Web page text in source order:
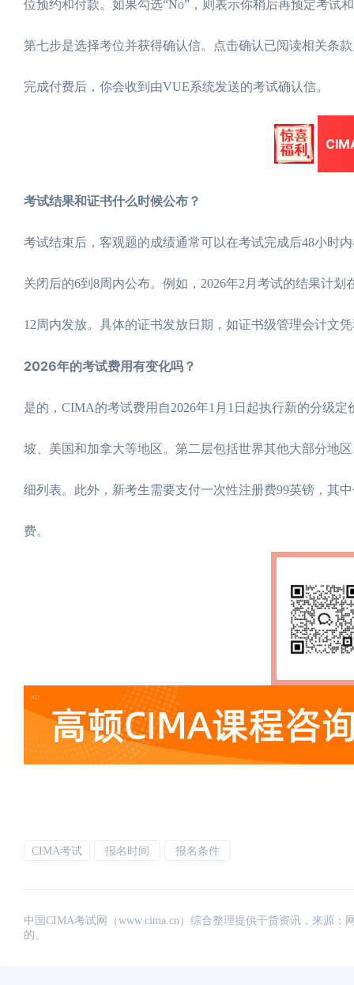
位预约和付款。如果勾选“No”，则表示你稍后再预定考试
第七步是选择考位并获得确认信。点击确认已阅读相关条
完成付费后，你会收到由VUE系统发送的考试确认信。
考试结果和证书什么时候公布？
考试结束后，客观题的成绩通常可以在考试完成后48小时
关闭后的6到8周内公布。例如，2026年2月考试的结果计
12周内发放。具体的证书发放日期，如证书级管理会计文
2026年的考试费用有变化吗？
是的，CIMA的考试费用自2026年1月1日起执行新的分级
坡、美国和加拿大等地区。第二层包括世界其他大部分地
细列表。此外，新考生需要支付一次性注册费99英镑，其
费。
CIMA考试 报名时间 报名条件
中国CIMA考试网（www.cima.cn）综合整理提供干货资讯，来源
的。